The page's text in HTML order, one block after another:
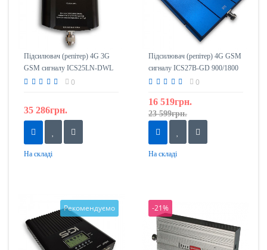
Підсилювач (репітер) 4G 3G
GSM сигналу ICS25LN-DWL
1800/2100/2600 0
35 286грн.
На складі
Підсилювач (репітер) 4G GSM
сигналу ICS27B-GD 900/1800
0
16 519грн.
23 599грн.
На складі
Рекомендуємо -21%